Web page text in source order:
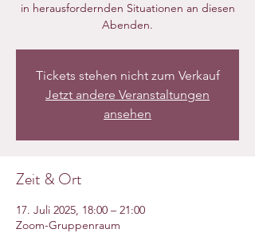
in herausfordernden Situationen an diesen
Abenden.
Tickets stehen nicht zum Verkauf
Jetzt andere Veranstaltungen
ansehen
Zeit & Ort
17. Juli 2025, 18:00 – 21:00
Zoom-Gruppenraum